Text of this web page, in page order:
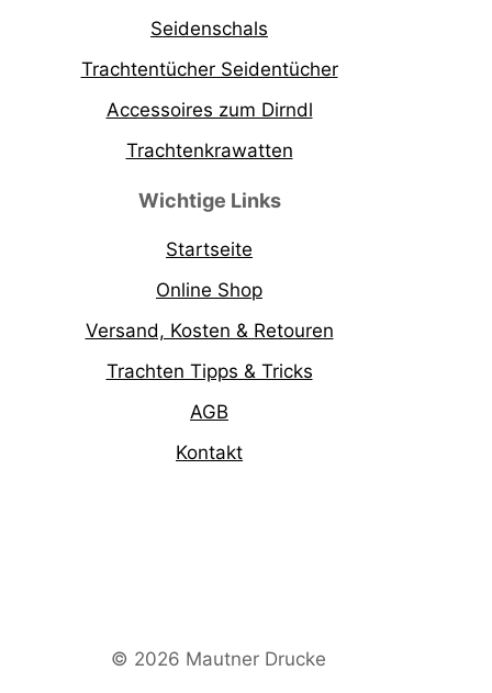
Seidenschals
Trachtentücher Seidentücher
Accessoires zum Dirndl
Trachtenkrawatten
Wichtige Links
Startseite
Online Shop
Versand, Kosten & Retouren
Trachten Tipps & Tricks
AGB
Kontakt
© 2026 Mautner Drucke